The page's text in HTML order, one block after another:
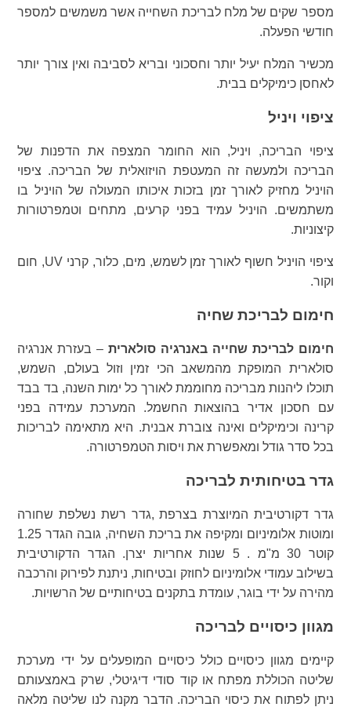
מספר שקים של מלח לבריכת השחייה אשר משמשים למספר
חודשי הפעלה.
מכשיר המלח יעיל יותר וחסכוני ובריא לסביבה ואין צורך יותר
לאחסן כימיקלים בבית.
ציפוי ויניל
ציפוי הבריכה, ויניל, הוא החומר המצפה את הדפנות של
הבריכה ולמעשה זה המעטפת הויזואלית של הבריכה. ציפוי
הויניל מחזיק לאורך זמן בזכות איכותו המעולה של הויניל בו
משתמשים. הויניל עמיד בפני קרעים, מתחים וטמפרטורות
קיצוניות.
ציפוי הויניל חשוף לאורך זמן לשמש, מים, כלור, קרני UV, חום
וקור.
חימום לבריכת שחיה
חימום לבריכת שחייה באנרגיה סולארית– בעזרת אנרגיה
סולארית המופקת מהמשאב הכי זמין וזול בעולם, השמש,
תוכלו ליהנות מבריכה מחוממת לאורך כל ימות השנה, בד בבד
עם חסכון אדיר בהוצאות החשמל. המערכת עמידה בפני
קרינה וכימיקלים ואינה צוברת אבנית. היא מתאימה לבריכות
בכל סדר גודל ומאפשרת את ויסות הטמפרטורה.
גדר בטיחותית לבריכה
גדר דקורטיבית המיוצרת בצרפת ,גדר רשת נשלפת שחורה
ומוטות אלומיניום ומקיפה את בריכת השחיה, גובה הגדר 1.25
קוטר 30 מ"מ . 5 שנות אחריות יצרן. הגדר הדקורטיבית
בשילוב עמודי אלומיניום לחוזק ובטיחות, ניתנת לפירוק והרכבה
מהירה על ידי בוגר, עומדת בתקנים בטיחותיים של הרשויות.
מגוון כיסויים לבריכה
קיימים מגוון כיסויים כולל כיסויים המופעלים על ידי מערכת
שליטה הכוללת מפתח או קוד סודי דיגיטלי, שרק באמצעותם
ניתן לפתוח את כיסוי הבריכה. הדבר מקנה לנו שליטה מלאה